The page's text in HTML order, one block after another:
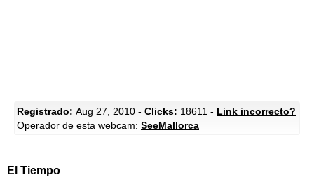
Registrado: Aug 27, 2010 - Clicks: 18611 - Link incorrecto?
Operador de esta webcam: SeeMallorca
El Tiempo